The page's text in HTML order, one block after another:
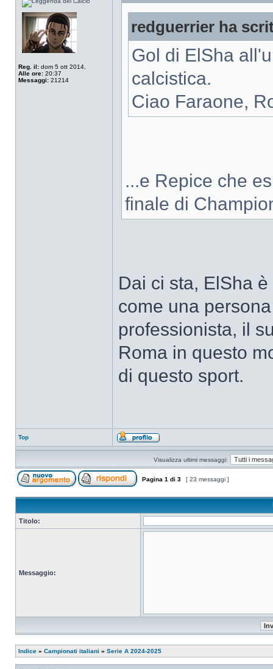
Reg. il: dom 5 ott 2014,
Alle ore: 20:37
Messaggi: 21214
redguerrier ha
Gol di ElSha
calcistica.
Ciao Faraone,
...e Repice che
finale di
Dai ci sta, ElSha
come una
professionista, il
Roma in questo
di questo sport.
Top
Visualizza ultimi messaggi:
Pagina 1 di 3 [ 23 messaggi ]
Titolo:
Messaggio:
Indice » Campionati italiani » Serie A 2024-2025